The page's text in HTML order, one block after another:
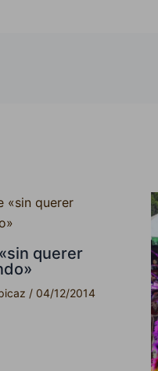
querer
/ 04/12/2014